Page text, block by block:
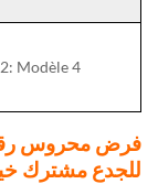
Modèle 4
للجدع مشترك